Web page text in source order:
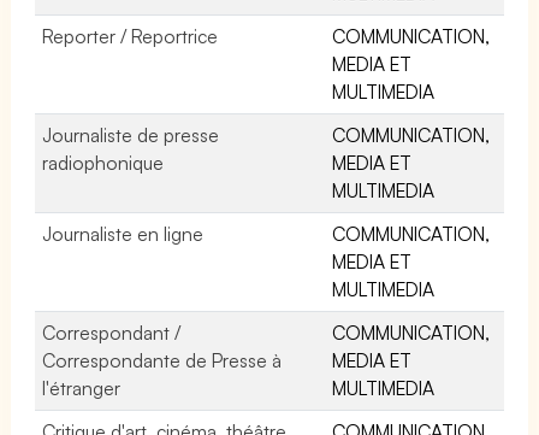
Reporter / Reportrice
COMMUNICATION,
MEDIA ET
MULTIMEDIA
Journaliste de presse
radiophonique
COMMUNICATION,
MEDIA ET
MULTIMEDIA
Journaliste en ligne
COMMUNICATION,
MEDIA ET
MULTIMEDIA
Correspondant /
Correspondante de Presse à
l'étranger
COMMUNICATION,
MEDIA ET
MULTIMEDIA